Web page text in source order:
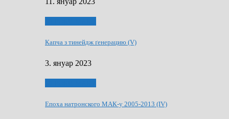
Капча з тинейдж ґенерацию (V)
3. януар 2023
Епоха натронского МАК-у 2005-2013 (IV)